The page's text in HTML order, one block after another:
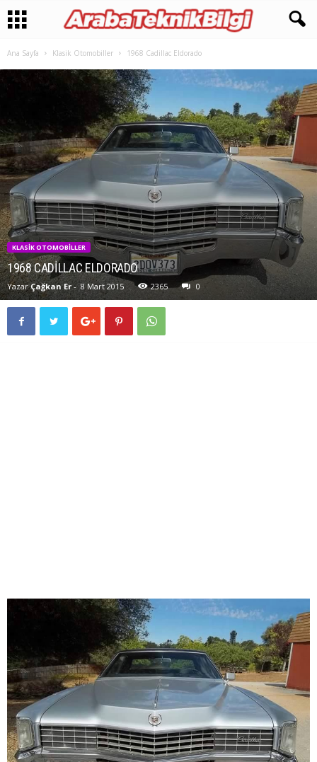
Ana Sayfa Klasik Otomobiller 1968 Cadillac Eldorado
KLASIK OTOMOBILLER
1968 CADILLAC ELDORADO
Yazar Çağkan Er- 8 Mart 2015 2365 0